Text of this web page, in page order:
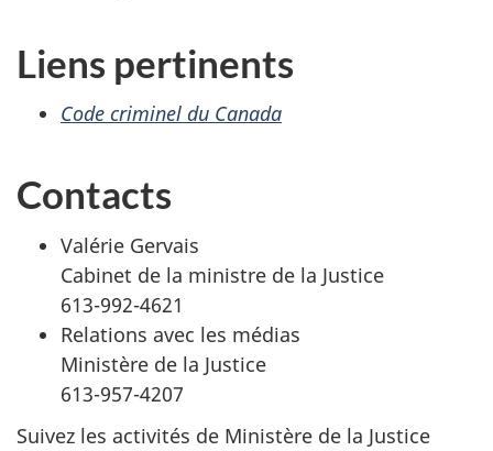
Liens pertinents
Code criminel du Canada
Contacts
Valérie Gervais
Cabinet de la ministre de la Justice
613-992-4621
Relations avec les médias
Ministère de la Justice
613-957-4207
Suivez les activités de Ministère de la Justice